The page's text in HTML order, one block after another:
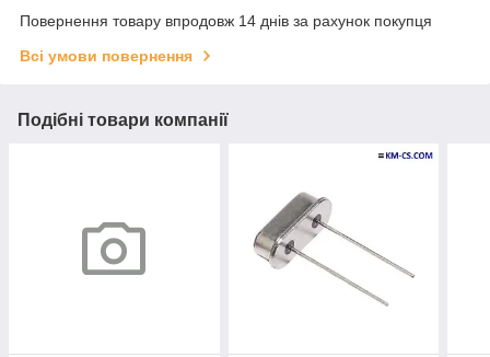
Повернення товару впродовж 14 днів за рахунок покупця
Всі умови повернення
Подібні товари компанії